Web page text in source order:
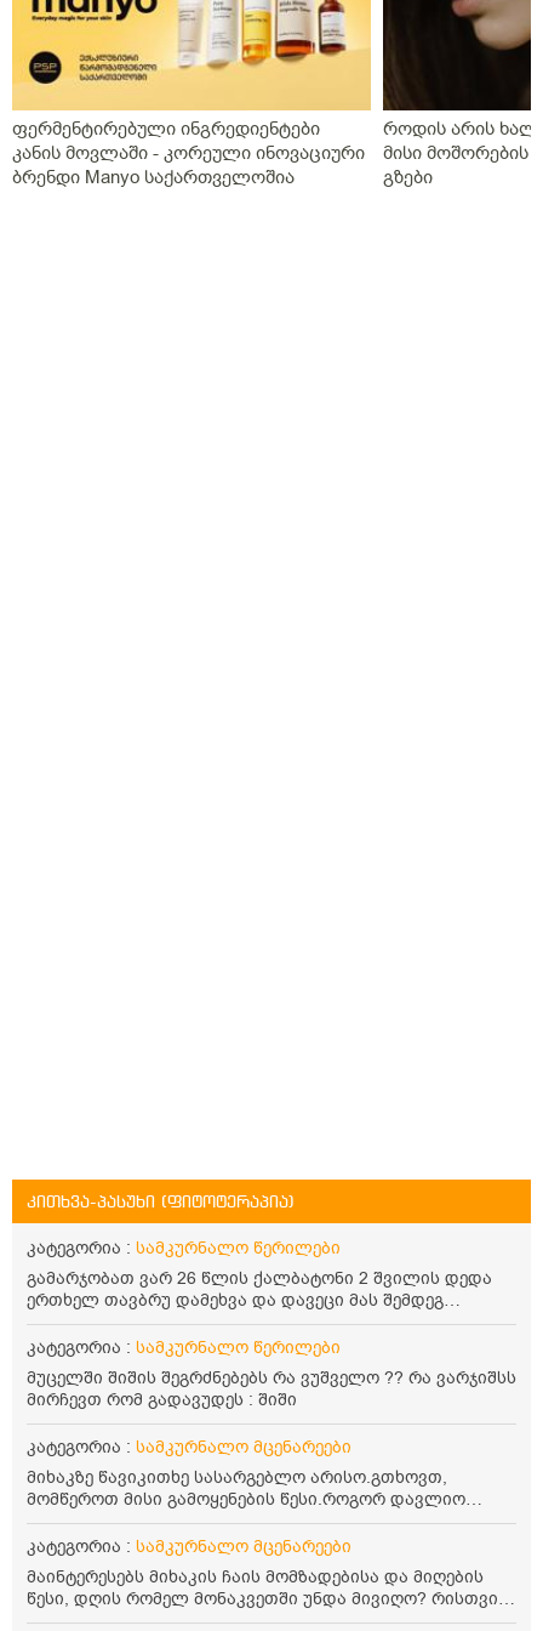
ფერმენტირებული ინგრედიენტები
კანის მოვლაში - კორეული ინოვაციური
ბრენდი Manyo საქართველოშია
როდის არის
მისი მოშორების
გზები
კითხვა-პასუხი (ფიტოტერაპია)
კატეგორია : სამკურნალო წერილები
გამარჯობათ ვარ 26 წლის ქალბატონი 2 შვილის დედა
ერთხელ თავბრუ დამეხვა და დავეცი მას შემდეგ
დამეწყო შიშები ვეღარ გავდიოდი გარეთ რადგან ისევ
ასე ცუდად არ გავხდარიყავი ყურის ანთება მქონდა
მეტინდა კიდე მეხვევა თავბრუ გარეთ გასვილისას
სახლში კარგად ვარ როცა ახსენებენ გარეთ წაავალა
სმაგაზეხ კი ცუდად ვხდებოდი ეხლა როგორმე გავდივარ
ბაღში ჯოხში ზოგჯერ მაქვს შეგრძნება მიწა მეცლება
ფეხებიდან და ჯოხზე უნდა დავეყრდნო აუცილებლად
არვიხი როგორ მოვიქცე რა გავაკეთო ასევე დამეწყო
შიშები უაზროდ შფოთვა რომ ვეღარ გავალ გაერთ
საერთო ან რაომე მსგავსი როგორ მოვიქხე გავხდი
ძალაინ მგრძნობიარე ყველაფერზე მეტირება ( ვინმერ
რომ ჩხუბობს ცუდად ვხდები შიშები მეწყება ეგრევე (
ასევე მაქვს დანგრეული ოჯახი 7 თვეა 5წლიანი
კატეგორია : სამკურნალო წერილები
მუცელში შიშის შეგრძნებებს რა ვუშველო ?? რა ვარჯიშსს
მირჩევთ რომ გადავუდეს : შიში
კატეგორია : სამკურნალო მცენარეები
მიხაკზე წავიკითხე სასარგებლო არისო.გთხოვთ,
მომწეროთ მისი გამოყენების წესი.როგორ დავლიო
მიხაკის ჩაი. ასევე მაინტერესებს ლეიკოციტები მაქვს
ოდნავ დაბალი და წავიკითხე ლეიკოციტების დონეს
მაღლა წევსო და ასეა?
კატეგორია : სამკურნალო მცენარეები
მაინტერესებს მიხაკის ჩაის მომზადებისა და მიღების
წესი, დღის რომელ მონაკვეთში უნდა მივიღო? რისთვის
არის სასარგებლო და უკუჩვენება თუ აქვს